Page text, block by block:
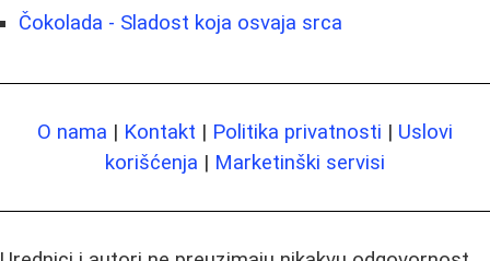
Čokolada - Sladost koja osvaja srca
O nama | Kontakt | Politika privatnosti | Uslovi
korišćenja | Marketinški servisi